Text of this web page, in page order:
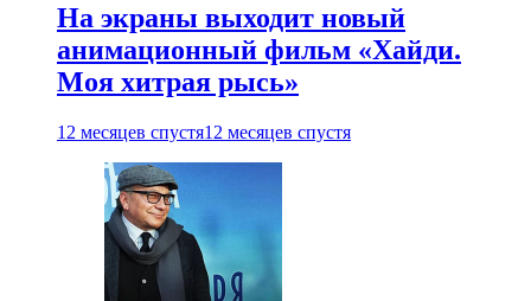
На экраны выходит новый
анимационный фильм «Хайди.
Моя хитрая рысь»
12 месяцев спустя12 месяцев спустя